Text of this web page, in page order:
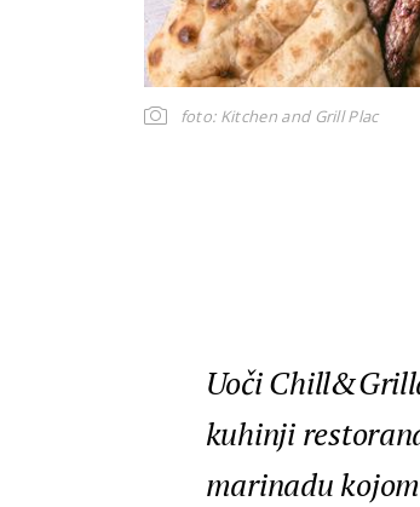
foto: Kitchen and Grill Plac
Uoči
kuhinji
marinadu